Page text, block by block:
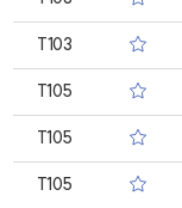
T103
T105
T105
T105